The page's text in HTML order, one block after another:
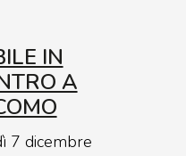
IN
A
7 dicembre